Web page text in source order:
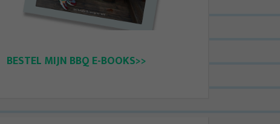
BESTEL MIJN BBQ E-BOOKS>>